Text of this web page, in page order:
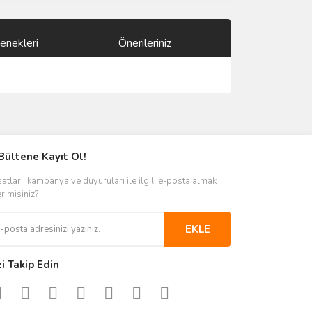
Önerileriniz
Kayıt Ol!
kampanya ve duyuruları ile ilgili e-posta almak
misiniz?
EKLE
Takip Edin